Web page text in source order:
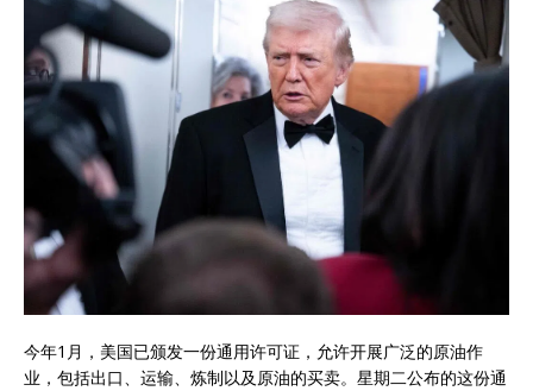
今年1月，美国已颁发一份通用许可证，允许开展广泛的原油作
业，包括出口、运输、炼制以及原油的买卖。星期二公布的这份通